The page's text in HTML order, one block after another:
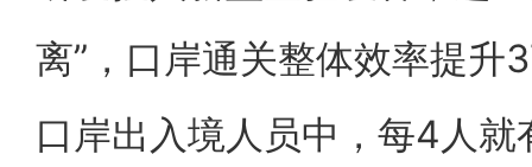
离”，口岸通关整体效率提升
口岸出入境人员中，每4人